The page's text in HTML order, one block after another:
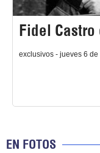
Fidel
exclusivos - jueves 6
EN FOTOS